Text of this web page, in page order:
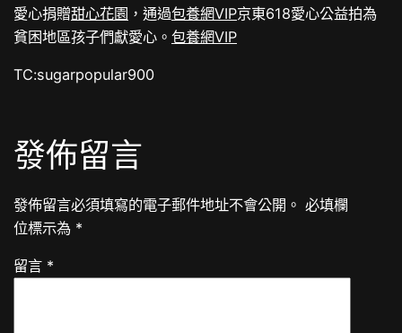
愛心捐贈甜心花園 ，通過包養網VIP京東618愛心公益拍為
貧困地區孩子們獻愛心。包養網VIP
TC:sugarpopular900
發佈留言
發佈留言必須填寫的電子郵件地址不會公開。 必填欄
位標示為 *
留言 *